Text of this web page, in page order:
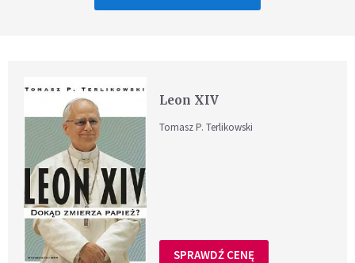
Leon XIV
Tomasz P. Terlikowski
SPRAWDŹ CENĘ